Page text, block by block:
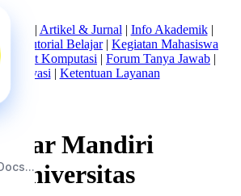
| Artikel & Jurnal | Info Akademik|
Tutorial Belajar| Kegiatan Mahasiswa
Alat Komputasi | Forum Tanya Jawab |
Privasi | Ketentuan Layanan
Mandiri
Universitas